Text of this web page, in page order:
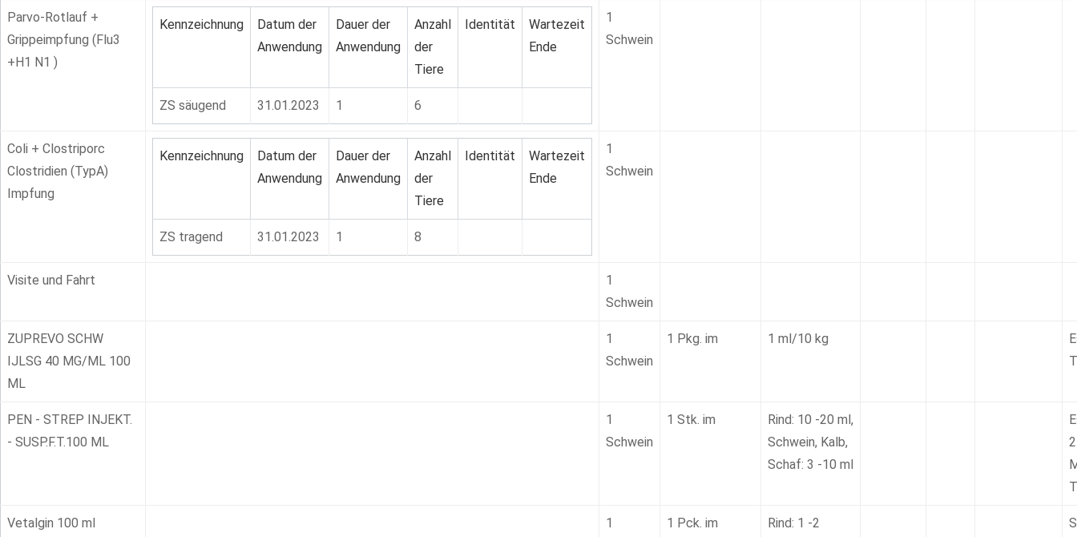
Parvo-Rotlauf +
Grippeimpfung (Flu3
+H1 N1 )
Kennzeichnung
Datum der
Anwendung
Dauer der
Anwendung
Anzahl
der
Tiere
Identität
Wartezeit
Ende
ZS säugend 31.01.2023 1 6
1
Schwein
Coli + Clostriporc
Clostridien (TypA)
Impfung
Kennzeichnung
Datum der
Anwendung
Dauer der
Anwendung
Anzahl
der
Tiere
Identität
Wartezeit
Ende
ZS tragend 31.01.2023 1 8
1
Schwein
Visite und Fahrt
1
Schwein
ZUPREVO SCHW
IJLSG 40 MG/ML 100
ML
1
Schwein
1 Pkg. im 1 ml/10 kg
PEN - STREP INJEKT.
- SUSP.F.T.100 ML
1
Schwein
1 Stk. im
Rind: 10 -20 ml,
Schwein, Kalb,
Schaf: 3 -10 ml
Vetalgin 100 ml
1
1 Pck. im
Rind: 1 -2